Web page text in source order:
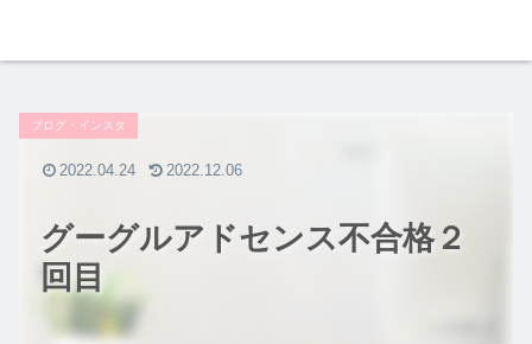
グーグルアドセンス不合格２
回目
ブログ・インスタ
2022.04.24 2022.12.06